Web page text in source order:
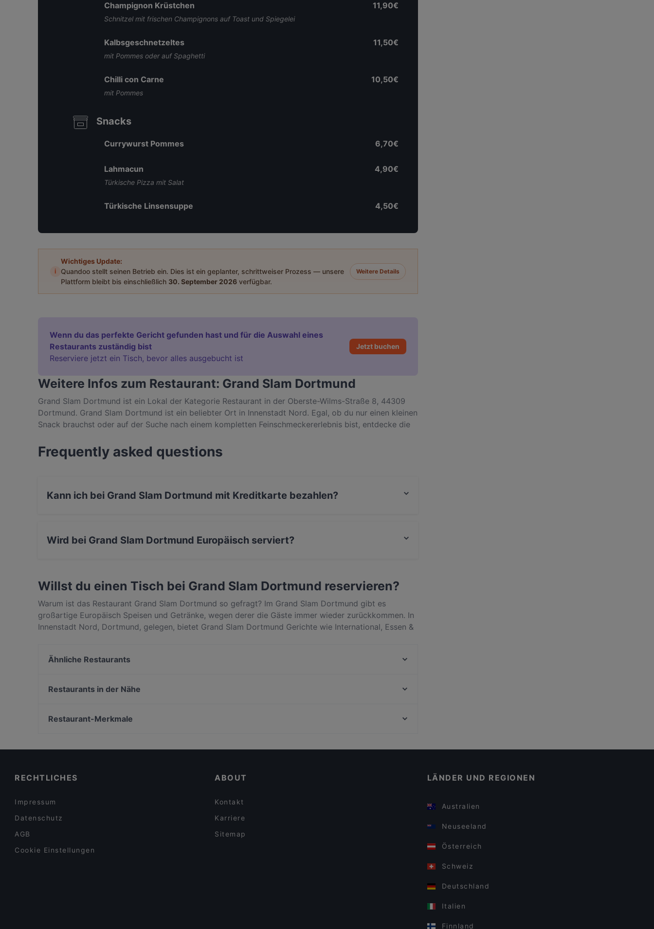
Champignon Krüstchen
Schnitzel mit frischen Champignons auf Toast und Spiegelei
11,90€
Kalbsgeschnetzeltes
mit Pommes oder auf Spaghetti
11,50€
Chilli con Carne
mit Pommes
10,50€
Snacks
Currywurst Pommes 6,70€
Lahmacun
Türkische Pizza mit Salat
4,90€
Türkische Linsensuppe 4,50€
i
Wichtiges Update:
Quandoo stellt seinen Betrieb ein. Dies ist ein geplanter, schrittweiser Prozess — unsere
Plattform bleibt bis einschließlich 30. September 2026 verfügbar.
Weitere Details
Wenn du das perfekte Gericht gefunden hast und für die Auswahl eines
Restaurants zuständig bist
Reserviere jetzt ein Tisch, bevor alles ausgebucht ist
Jetzt buchen
Weitere Infos zum Restaurant: Grand Slam Dortmund
Grand Slam Dortmund ist ein Lokal der Kategorie Restaurant in der Oberste-Wilms-Straße 8, 44309
Dortmund. Grand Slam Dortmund ist ein beliebter Ort in Innenstadt Nord. Egal, ob du nur einen kleinen
Snack brauchst oder auf der Suche nach einem kompletten Feinschmeckererlebnis bist, entdecke die
Frequently asked questions
Kann ich bei Grand Slam Dortmund mit Kreditkarte bezahlen?
Wird bei Grand Slam Dortmund Europäisch serviert?
Willst du einen Tisch bei Grand Slam Dortmund reservieren?
Warum ist das Restaurant Grand Slam Dortmund so gefragt? Im Grand Slam Dortmund gibt es
großartige Europäisch Speisen und Getränke, wegen derer die Gäste immer wieder zurückkommen. In
Innenstadt Nord, Dortmund, gelegen, bietet Grand Slam Dortmund Gerichte wie International, Essen &
Ähnliche Restaurants
Ristorante Francesco
Restaurants in der Nähe
Restaurant Martinsschlössl
Restaurant-Merkmale
RECHTLICHES
Impressum
Datenschutz
AGB
Cookie Einstellungen
ABOUT
Kontakt
Karriere
Sitemap
LÄNDER UND REGIONEN
Australien
Neuseeland
Österreich
Schweiz
Deutschland
Italien
Finnland